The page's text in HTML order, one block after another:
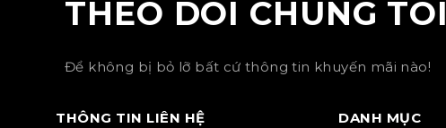
THEO DÕI CHÚNG TÔI
Để không bị bỏ lỡ bất cứ thông tin khuyến mãi nào!
THÔNG TIN LIÊN HỆ DANH MỤC